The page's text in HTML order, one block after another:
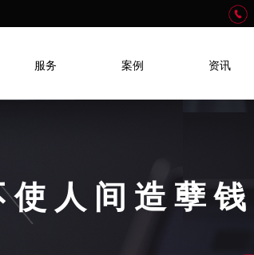
服务 案例 资讯
人间造孽钱